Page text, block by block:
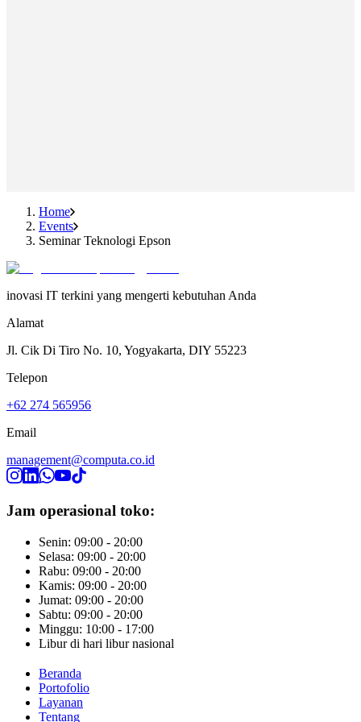
Home
Events
Seminar Teknologi Epson
inovasi IT terkini yang mengerti kebutuhan Anda
Alamat
Jl. Cik Di Tiro No. 10, Yogyakarta, DIY 55223
Telepon
+62 274 565956
Email
management@computa.co.id
Jam operasional toko:
Senin: 09:00 - 20:00
Selasa: 09:00 - 20:00
Rabu: 09:00 - 20:00
Kamis: 09:00 - 20:00
Jumat: 09:00 - 20:00
Sabtu: 09:00 - 20:00
Minggu: 10:00 - 17:00
Libur di hari libur nasional
Beranda
Portofolio
Layanan
Tentang